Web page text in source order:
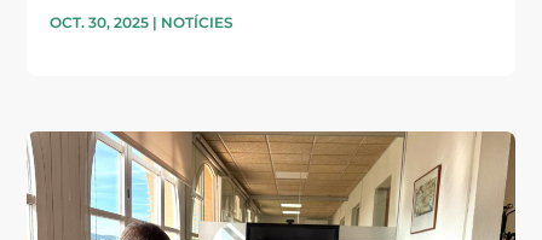
OCT. 30, 2025 | NOTÍCIES